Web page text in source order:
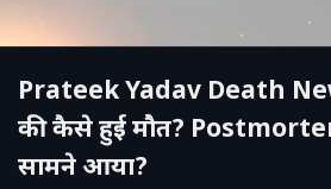
Prateek Yadav Death
की कैसे हुई मौत?
सामने आया?